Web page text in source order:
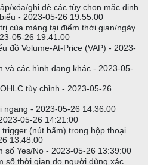
xóa/ghi đè các tùy chọn mặc định
- 2023-05-26 19:55:00
của mảng tại điểm thời gian/ngày
05-26 19:41:00
đồ Volume-At-Price (VAP) - 2023-
và các hình dạng khác - 2023-05-
tùy chỉnh - 2023-05-26
ngang - 2023-05-26 14:36:00
05-26 14:21:00
(nút bấm) trong hộp thoại
13:48:00
số Yes/No - 2023-05-26 13:39:00
số thời gian do người dùng xác